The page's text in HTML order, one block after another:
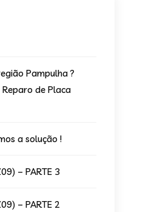
Pampulha ?
de Placa
a solução !
– PARTE 3
– PARTE 2